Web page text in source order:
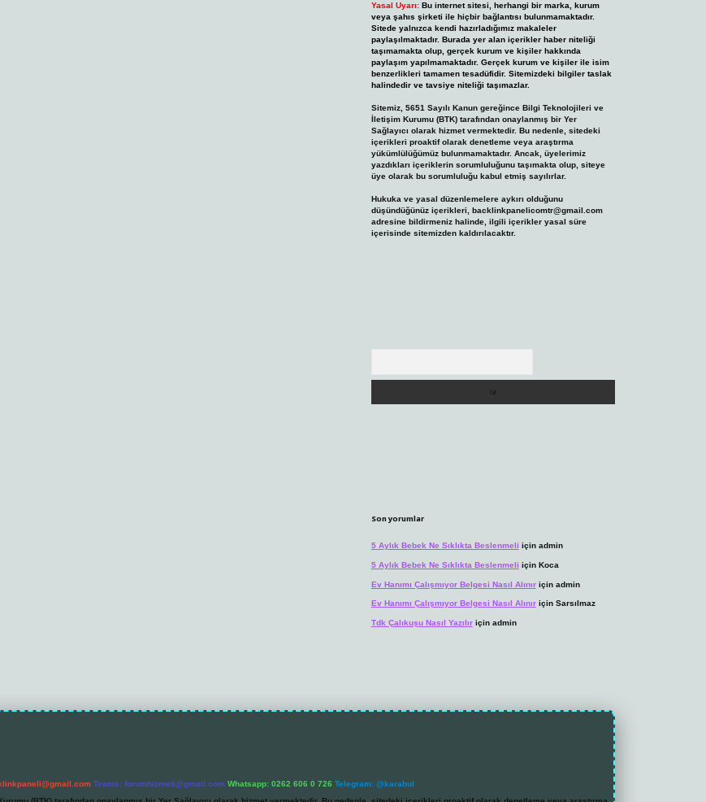
Yasal Uyarı: Bu internet sitesi, herhangi bir marka, kurum
veya şahıs şirketi ile hiçbir bağlantısı bulunmamaktadır.
Sitede yalnızca kendi hazırladığımız makaleler
paylaşılmaktadır. Burada yer alan içerikler haber niteliği
taşımamakta olup, gerçek kurum ve kişiler hakkında
paylaşım yapılmamaktadır. Gerçek kurum ve kişiler ile isim
benzerlikleri tamamen tesadüfidir. Sitemizdeki bilgiler taslak
halindedir ve tavsiye niteliği taşımazlar.
Sitemiz, 5651 Sayılı Kanun gereğince Bilgi Teknolojileri ve
İletişim Kurumu (BTK) tarafından onaylanmış bir Yer
Sağlayıcı olarak hizmet vermektedir. Bu nedenle, sitedeki
içerikleri proaktif olarak denetleme veya araştırma
yükümlülüğümüz bulunmamaktadır. Ancak, üyelerimiz
yazdıkları içeriklerin sorumluluğunu taşımakta olup, siteye
üye olarak bu sorumluluğu kabul etmiş sayılırlar.
Hukuka ve yasal düzenlemelere aykırı olduğunu
düşündüğünüz içerikleri, backlinkpanelicomtr@gmail.com
adresine bildirmeniz halinde, ilgili içerikler yasal süre
içerisinde sitemizden kaldırılacaktır.
Son yorumlar
5 Aylık Bebek Ne Sıklıkta Beslenmeli için admin
5 Aylık Bebek Ne Sıklıkta Beslenmeli için Koca
Ev Hanımı Çalışmıyor Belgesi Nasıl Alınıriçin admin
Ev Hanımı Çalışmıyor Belgesi Nasıl Alınıriçin Sarsılmaz
Tdk Çalıkuşu Nasıl Yazılıriçin admin
Teams: forumhizmeti@gmail.com Whatsapp: 0262 606 0 726 Telegram: @karabul